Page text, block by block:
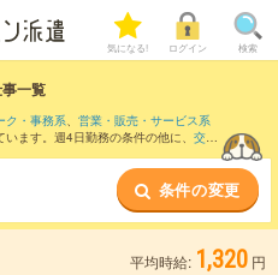
気になる! ログイン 検索
一覧
ク・事務系、 営業・販売・サービス系
ます。週4日勤務の条件の他に、 交通
条件の変更
平均時給: 1,320 円